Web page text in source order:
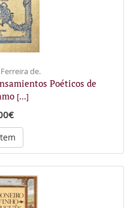
de.
Poéticos de
[...]